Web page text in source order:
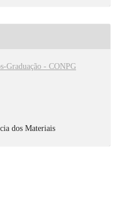
Graduação - CONPG
dos Materiais